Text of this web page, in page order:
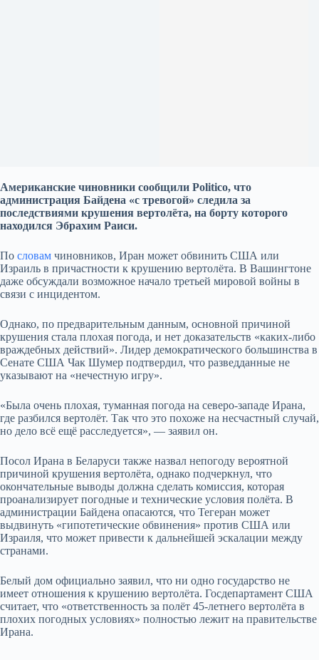
Американские чиновники сообщили Politico, что
администрация Байдена «с тревогой» следила за
последствиями крушения вертолёта, на борту которого
находился Эбрахим Раиси.
По словам чиновников, Иран может обвинить США или
Израиль в причастности к крушению вертолёта. В Вашингтоне
даже обсуждали возможное начало третьей мировой войны в
связи с инцидентом.
Однако, по предварительным данным, основной причиной
крушения стала плохая погода, и нет доказательств «каких-либо
враждебных действий». Лидер демократического большинства в
Сенате США Чак Шумер подтвердил, что разведданные не
указывают на «нечестную игру».
«Была очень плохая, туманная погода на северо-западе Ирана,
где разбился вертолёт. Так что это похоже на несчастный случай,
но дело всё ещё расследуется», — заявил он.
Посол Ирана в Беларуси также назвал непогоду вероятной
причиной крушения вертолёта, однако подчеркнул, что
окончательные выводы должна сделать комиссия, которая
проанализирует погодные и технические условия полёта. В
администрации Байдена опасаются, что Тегеран может
выдвинуть «гипотетические обвинения» против США или
Израиля, что может привести к дальнейшей эскалации между
странами.
Белый дом официально заявил, что ни одно государство не
имеет отношения к крушению вертолёта. Госдепартамент США
считает, что «ответственность за полёт 45-летнего вертолёта в
плохих погодных условиях» полностью лежит на правительстве
Ирана.